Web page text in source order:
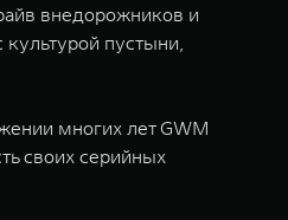
внедорожников и
пустыни,
многих лет GWM
своих серийных